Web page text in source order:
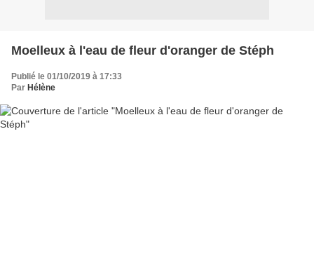
Moelleux à l'eau de fleur d'oranger de Stéph
Publié le 01/10/2019 à 17:33
Par Hélène